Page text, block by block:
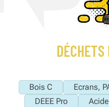
DÉCHETS
Bois C Ecrans,
DEEE Pro